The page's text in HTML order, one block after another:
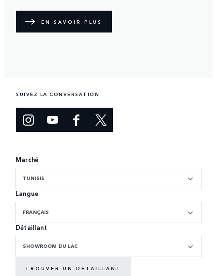
EN SAVOIR PLUS
SUIVEZ LA CONVERSATION
Marché
TUNISIE
Langue
FRANÇAIS
Détaillant
SHOWROOM DU LAC
TROUVER UN DÉTAILLANT